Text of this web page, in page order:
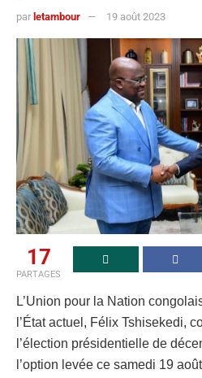
par letambour 19 août 2023
17
PARTAGES
L’Union pour la Nation
l’État actuel, Félix Tshisekedi,
l’élection présidentielle de
l’option levée ce samedi 19